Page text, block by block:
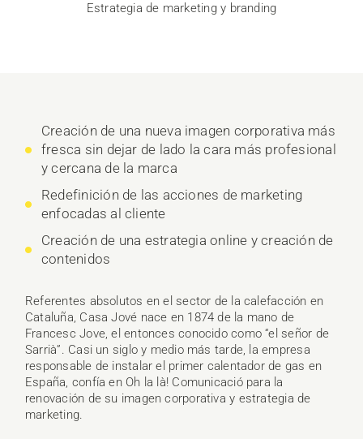
Estrategia de marketing y branding
Creación de una nueva imagen corporativa más
fresca sin dejar de lado la cara más profesional
y cercana de la marca
Redefinición de las acciones de marketing
enfocadas al cliente
Creación de una estrategia online y creación de
contenidos
Referentes absolutos en el sector de la calefacción en
Cataluña, Casa Jové nace en 1874 de la mano de
Francesc Jove, el entonces conocido como “el señor de
Sarrià”. Casi un siglo y medio más tarde, la empresa
responsable de instalar el primer calentador de gas en
España, confía en Oh la là! Comunicació para la
renovación de su imagen corporativa y estrategia de
marketing.